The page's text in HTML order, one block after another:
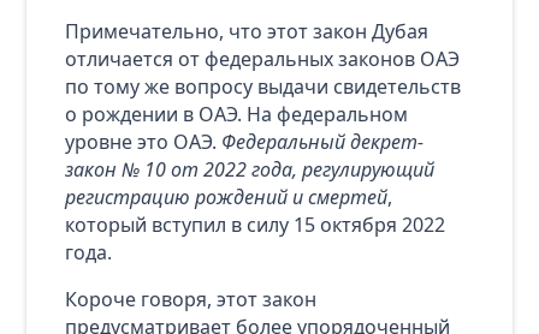
Примечательно, что этот закон Дубая
отличается от федеральных законов ОАЭ
по тому же вопросу выдачи свидетельств
о рождении в ОАЭ. На федеральном
уровне это ОАЭ. Федеральный декрет-
закон № 10 от 2022 года, регулирующий
регистрацию рождений и смертей,
который вступил в силу 15 октября 2022
года.
Короче говоря, этот закон
предусматривает более упорядоченный